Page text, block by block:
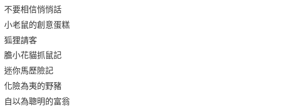
不要相信悄悄話
小老鼠的創意蛋糕
狐狸請客
膽小花貓抓鼠記
迷你馬歷險記
化險為夷的野豬
自以為聰明的富翁